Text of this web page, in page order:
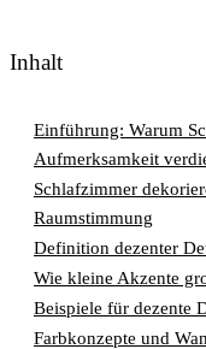
Inhalt
Einführung: Warum
Aufmerksamkeit
Schlafzimmer
Raumstimmung
Definition dezenter
Wie kleine Akzente
Beispiele für dezente
Farbkonzepte und